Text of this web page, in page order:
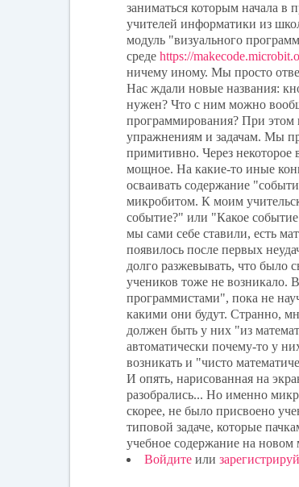
заниматься которым начала
учителей информатики из
модуль "визуального
среде https://
ничему иному. Мы просто
Нас ждали новые названия:
нужен? Что с ним можно
программирования? При этом
упражнениям и задачам. Мы
примитивно. Через некоторое
мощное. На какие-то иные
осваивать содержание
микробитом. К моим
событие?" или "Какое
мы сами себе ставили, есть
появилось после первых
долго разжевывать, что было
учеников тоже не возникало.
программистами", пока не
какими они будут. Странно,
должен быть у них "из
автоматически почему-то у
возникать и "чисто
И опять, нарисованная на
разобрались... Но именно
скорее, не было присвоено
типовой задаче, которые
учебное содержание на новом
Войдите или